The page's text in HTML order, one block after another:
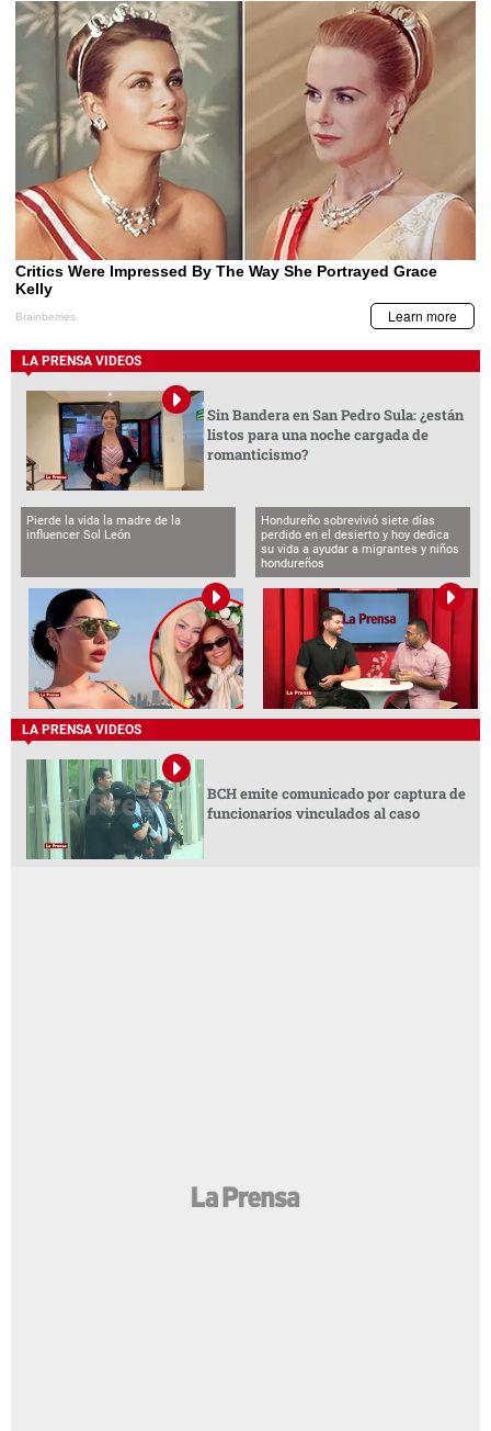
LA PRENSA VIDEOS
Sin Bandera en San Pedro Sula: ¿están
listos para una noche cargada de
romanticismo?
Pierde la vida la madre de la
influencer Sol León
Hondureño sobrevivió siete días
perdido en el desierto y hoy dedica
su vida a ayudar a migrantes y niños
hondureños
LA PRENSA VIDEOS
BCH emite comunicado por captura de
funcionarios vinculados al caso